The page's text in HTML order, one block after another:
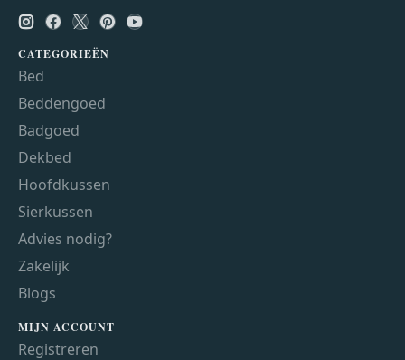
CATEGORIEËN
Bed
Beddengoed
Badgoed
Dekbed
Hoofdkussen
Sierkussen
Advies nodig?
Zakelijk
Blogs
MIJN ACCOUNT
Registreren